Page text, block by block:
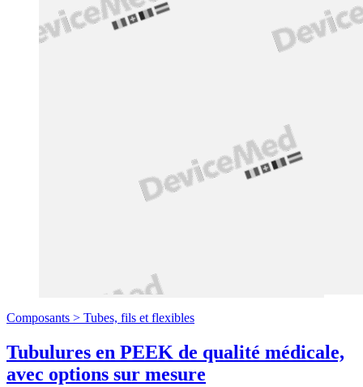
Composants > Tubes, fils et flexibles
Tubulures en PEEK de qualité médicale,
avec options sur mesure